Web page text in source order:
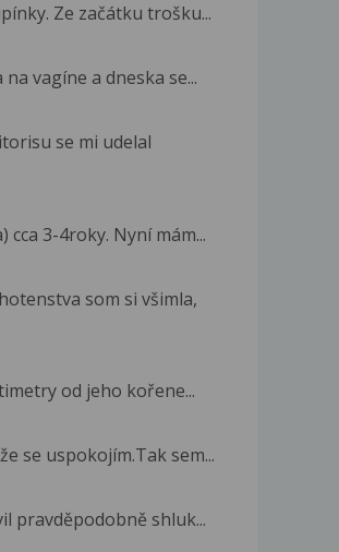
Ze začátku trošku...
vagíne a dneska se...
se mi udelal
3-4roky. Nyní mám...
som si všimla,
od jeho kořene...
se uspokojím.Tak sem...
pravděpodobně shluk...